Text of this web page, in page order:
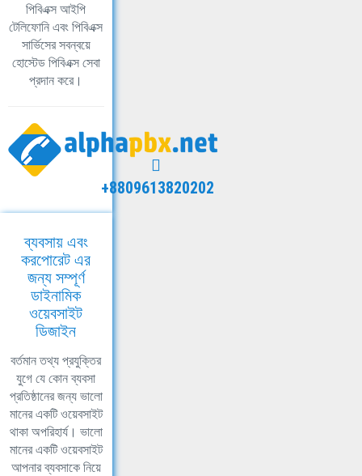
পিবিএক্স আইপি
টেলিফোনি এবং পিবিএক্স
সার্ভিসের সবন্বয়ে
হোস্টেড পিবিএক্স সেবা
প্রদান করে।
+8809613820202
ব্যবসায় এবং
করপোরেট এর
জন্য সম্পূর্ণ
ডাইনামিক
ওয়েবসাইট
ডিজাইন
বর্তমান তথ্য প্রযুক্তির
যুগে যে কোন ব্যবসা
প্রতিষ্ঠানের জন্য ভালো
মানের একটি ওয়েবসাইট
থাকা অপরিহার্য। ভালো
মানের একটি ওয়েবসাইট
আপনার ব্যবসাকে নিয়ে